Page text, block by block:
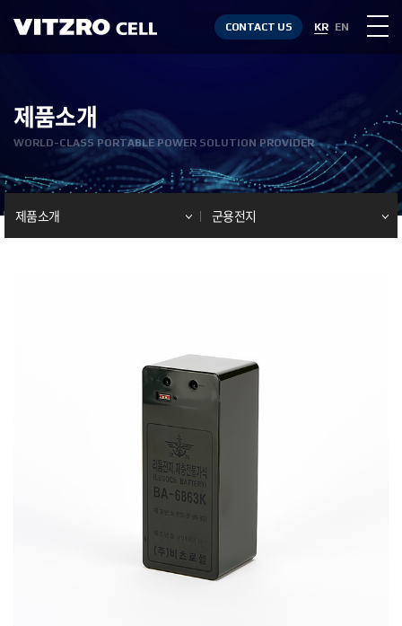
CONTACT US KR EN
제품소개
WORLD-CLASS PORTABLE POWER SOLUTION PROVIDER
제품소개 군용전지